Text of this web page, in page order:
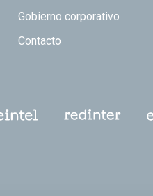
Gobierno corporativo
Contacto